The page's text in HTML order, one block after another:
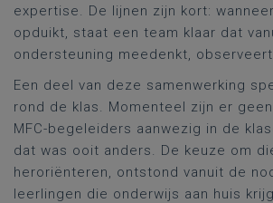
expertise. De lijnen zijn kort:
opduikt, staat een team klaar dat
ondersteuning meedenkt,
Een deel van deze samenwerking
rond de klas. Momenteel zijn er
MFC-begeleiders aanwezig in de
dat was ooit anders. De keuze om
heroriënteren, ontstond vanuit de
leerlingen die onderwijs aan huis